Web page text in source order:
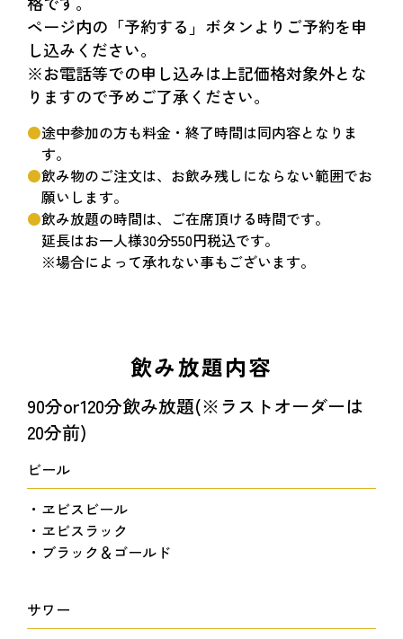
ページ内の「予約する」ボタンよりご予約を申
し込みください。
※お電話等での申し込みは上記価格対象外とな
りますので予めご了承ください。
途中参加の方も料金・終了時間は同内容となりま
す。
飲み物のご注文は、お飲み残しにならない範囲でお
願いします。
飲み放題の時間は、ご在席頂ける時間です。
延長はお一人様30分550円税込です。
※場合によって承れない事もございます。
飲み放題内容
90分or120分飲み放題(※ラストオーダーは
20分前)
ビール
・ヱビスビール
・ヱビスラック
・ブラック＆ゴールド
サワー